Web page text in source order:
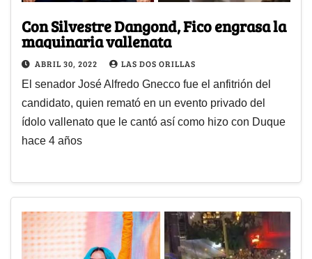
Con Silvestre Dangond, Fico engrasa la
maquinaria vallenata
ABRIL 30, 2022 LAS DOS ORILLAS
El senador José Alfredo Gnecco fue el anfitrión del
candidato, quien remató en un evento privado del
ídolo vallenato que le cantó así como hizo con Duque
hace 4 años